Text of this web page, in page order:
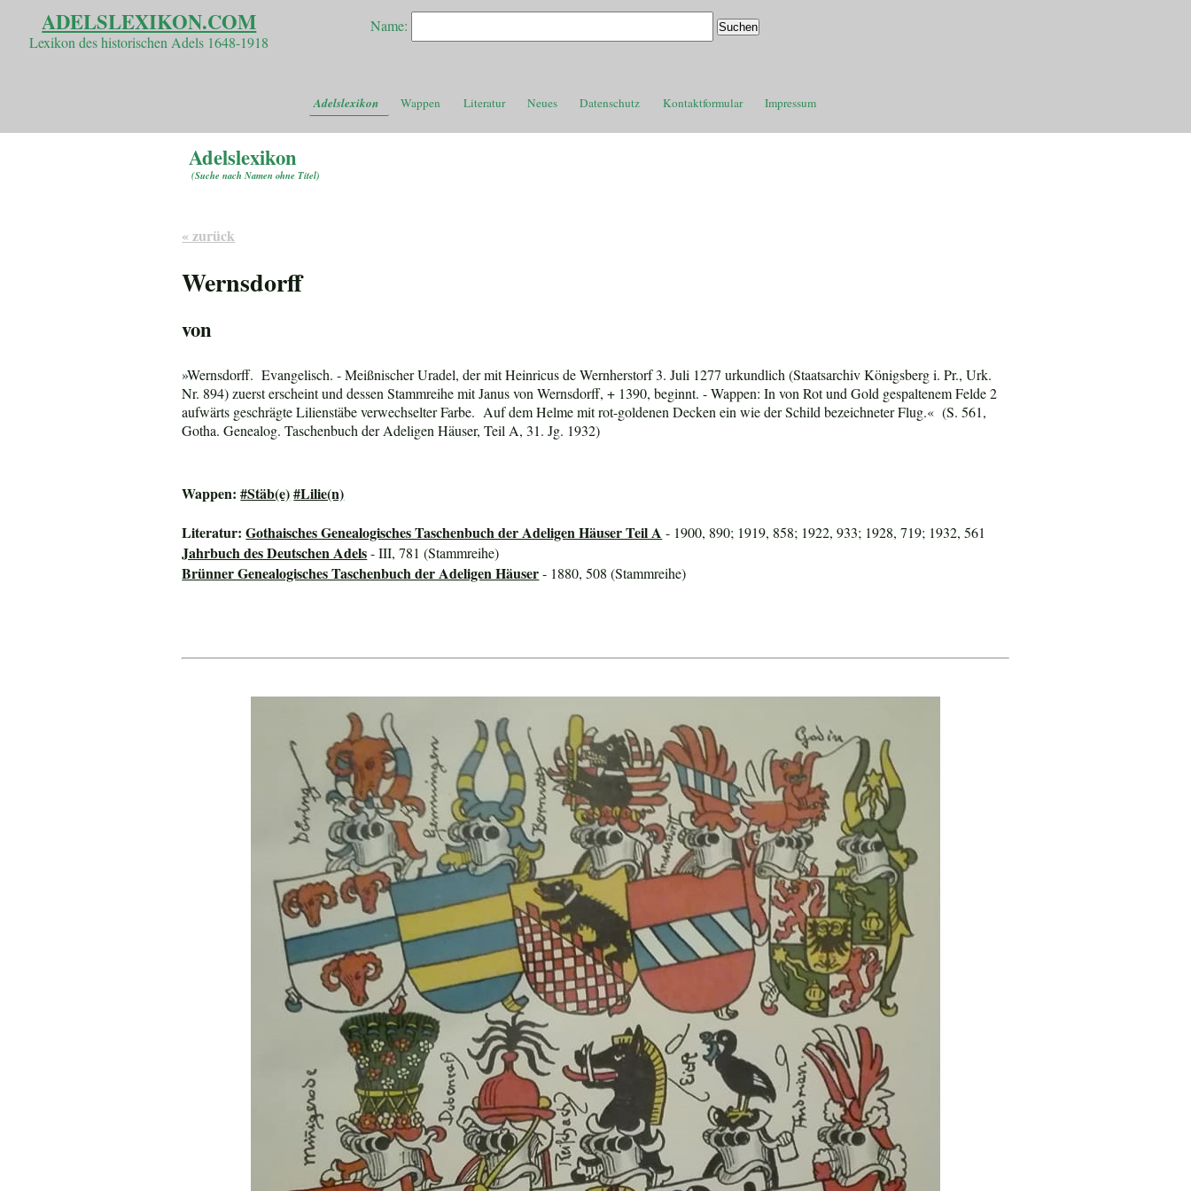
ADELSLEXIKON.COM
Lexikon des historischen Adels 1648-1918
Name:
Adelslexikon Wappen Literatur Neues Datenschutz Kontaktformular Impressum
Adelslexikon
(Suche nach Namen ohne Titel)
« zurück
Wernsdorff
von
»Wernsdorff. Evangelisch. - Meißnischer Uradel, der mit Heinricus de Wernherstorf 3. Juli 1277 urkundlich (Staatsarchiv Königsberg i. Pr., Urk.
Nr. 894) zuerst erscheint und dessen Stammreihe mit Janus von Wernsdorff, + 1390, beginnt. - Wappen: In von Rot und Gold gespaltenem Felde 2
aufwärts geschrägte Lilienstäbe verwechselter Farbe. Auf dem Helme mit rot-goldenen Decken ein wie der Schild bezeichneter Flug.« (S. 561,
Gotha. Genealog. Taschenbuch der Adeligen Häuser, Teil A, 31. Jg. 1932)
Wappen:#Stäb(e)#Lilie(n)
Literatur:Gothaisches Genealogisches Taschenbuch der Adeligen Häuser Teil A - 1900, 890; 1919, 858; 1922, 933; 1928, 719; 1932, 561
Jahrbuch des Deutschen Adels- III, 781 (Stammreihe)
Brünner Genealogisches Taschenbuch der Adeligen Häuser- 1880, 508 (Stammreihe)